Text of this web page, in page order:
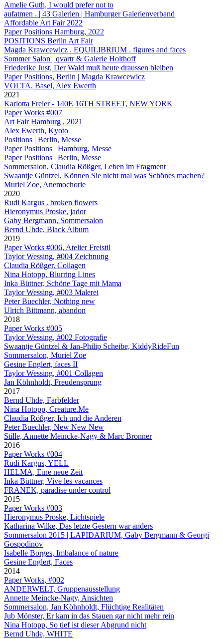
Amelie Guth, I would prefer not to
aufatmen . | 43 Galerien | Hamburger Galerienverband
Affordable Art Fair 2022
Paper Positions Hamburg, 2022
POSITIONS Berlin Art Fair
Magda Krawcewicz . EQUILIBRIUM . figures and faces
Sommer Salon | qvartr & Galerie Holthoff
Friederike Just, Der Wald muß heute draussen bleiben
Paper Positions, Berlin | Magda Krawcewicz
VOLTA, Basel, Alex Ewerth
2021
Karlotta Freier - 140E 16TH STREET, NEW YORK
Paper Works #007
Art Fair Hamburg , 2021
Alex Ewerth, Kyoto
Positions | Berlin, Messe
Paper Positions | Hamburg, Messe
Paper Positions | Berlin, Messe
Sommersalon, Claudia Rößger, Leben im Fragment
Swaantje Güntzel, Können Sie nicht mal was Schönes machen?
Muriel Zoe, Anemochorie
2020
Rudi Kargus . broken flowers
Hieronymus Proske, jador
Gaby Bergmann, Sommersalon
Bernd Uhde, Black Album
2019
Paper Works #006, Atelier Freistil
Taylor Wessing, #004 Zeichnung
Claudia Rößger, Collagen
Nina Hotopp, Blurring Lines
Inka Büttner, Schöne Tage mit Mama
Taylor Wessing, #003 Malerei
Peter Buechler, Nothing new
Ulrich Bittmann, abandon
2018
Paper Works #005
Taylor Wessing, #002 Fotografie
Swaantje Güntzel & Jan-Philip Scheibe, KiddyRideFun
Sommersalon, Muriel Zoe
Gesine Englert, faces II
Taylor Wessing, #001 Collagen
Jan Köhnholdt, Freudensprung
2017
Bernd Uhde, Farbfelder
Nina Hotopp, Creature.Me
Claudia Rößger, Ich und die Anderen
Peter Buechler, New New New
Stille, Annette Meincke-Nagy & Marc Bronner
2016
Paper Works #004
Rudi Kargus, YELL
HELMA, Eine neue Zeit
Inka Büttner, Vive les vacances
FRANEK, paradise under control
2015
Paper Works #003
Hieronymus Proske, Lichtspiele
Katharina Wilke, Das letzte Gestern war anders
Sommersalon 2015 | LAPIDARIUM, Gaby Bergmann & Georgi
Gospodinov
Isabelle Borges, Imbalance of nature
Gesine Englert, Faces
2014
Paper Works, #002
ANDERWELT, Gruppenausstellung
Annette Meincke-Nagy, Ansichten
Sommersalon, Jan Köhnholdt, Flüchtige Realitäten
Jub Mönster, Er kam in das Stauen gar nicht mehr rein
Nina Hotopp, So tief ist dieser Abgrund nicht
Bernd Uhde, WHITE